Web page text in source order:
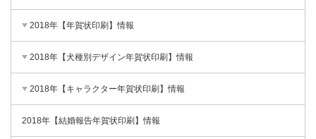
2018年【年賀状印刷】情報
2018年【犬種別デザイン年賀状印刷】情報
2018年【キャラクター年賀状印刷】情報
2018年【結婚報告年賀状印刷】情報